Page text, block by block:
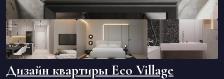
Дизайн квартиры Eco Village